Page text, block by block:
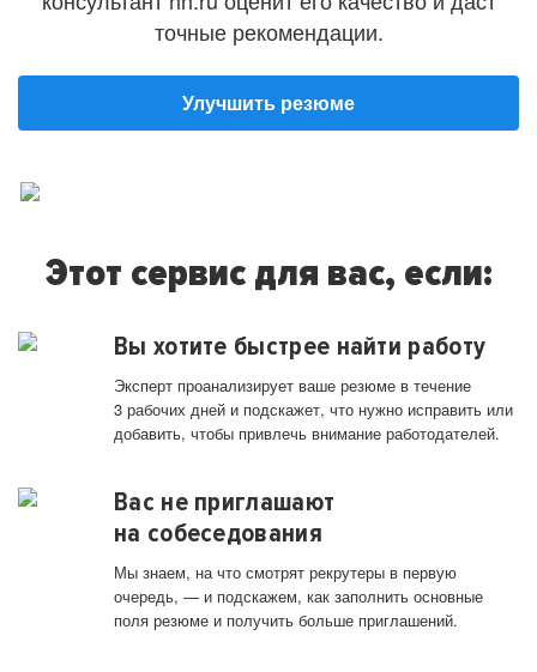
точные рекомендации.
Улучшить резюме
Этот сервис для вас, если:
Вы хотите быстрее найти работу
Эксперт проанализирует ваше резюме в течение
3 рабочих дней и подскажет, что нужно исправить или
добавить, чтобы привлечь внимание работодателей.
Вас не приглашают
на собеседования
Мы знаем, на что смотрят рекрутеры в первую
очередь, — и подскажем, как заполнить основные
поля резюме и получить больше приглашений.